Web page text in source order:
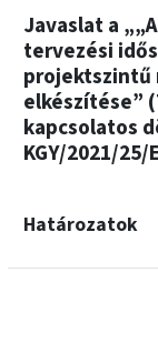
Javaslat a
tervezési
projektszintű
elkészítése”
kapcsolatos
KGY/2021/25/
Határozatok